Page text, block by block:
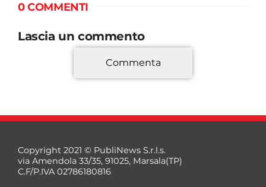
0 COMMENTI
Lascia un commento
*
Commenta
Copyright 2021 © PubliNews S.r.l.s.
via Amendola 33/35, 91025, Marsala(TP)
C.F/P.IVA 02786180816